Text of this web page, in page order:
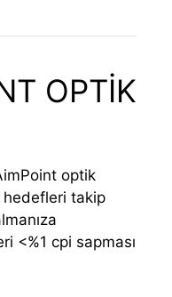
OPTİK
optik
hedefleri takip
<%1 cpi sapması